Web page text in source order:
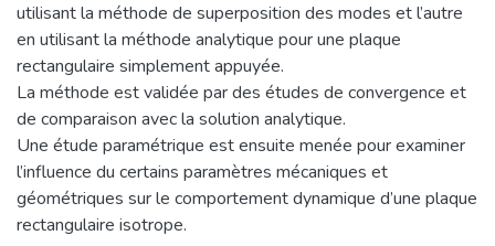
utilisant la méthode de superposition des modes et l’autre
en utilisant la méthode analytique pour une plaque
rectangulaire simplement appuyée.
La méthode est validée par des études de convergence et
de comparaison avec la solution analytique.
Une étude paramétrique est ensuite menée pour examiner
l’influence du certains paramètres mécaniques et
géométriques sur le comportement dynamique d’une plaque
rectangulaire isotrope.